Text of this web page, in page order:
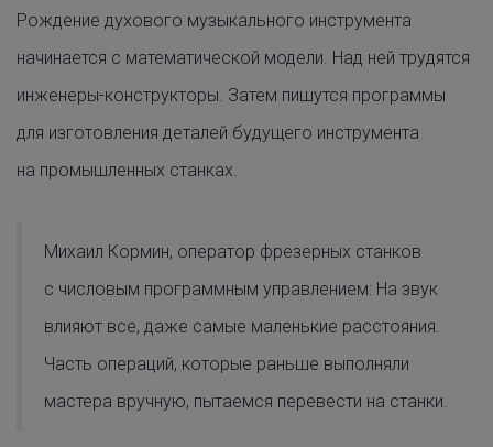
Рождение духового музыкального инструмента
начинается с математической модели. Над ней трудятся
инженеры-конструкторы. Затем пишутся программы
для изготовления деталей будущего инструмента
на промышленных станках.
Михаил Кормин, оператор фрезерных станков
с числовым программным управлением: На звук
влияют все, даже самые маленькие расстояния.
Часть операций, которые раньше выполняли
мастера вручную, пытаемся перевести на станки.